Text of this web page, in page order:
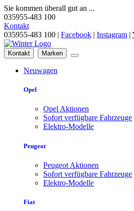
Sie kommen überall gut an ...
035955-483 100
Kontakt
035955-483 100 | Facebook | Instagram |
Kontakt Marken
Neuwagen
Opel
Opel Aktionen
Sofort verfügbare Fahrzeuge
Elektro-Modelle
Peugeot
Peugeot Aktionen
Sofort verfügbare Fahrzeuge
Elektro-Modelle
Fiat